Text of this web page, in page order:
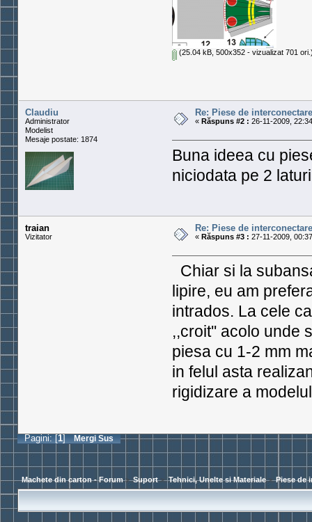
(25.04 kB, 500x352 - vizualizat 701
Claudiu
Administrator
Modelist
Mesaje postate: 1874
Re: Piese de interconectare
« Răspuns #2 : 26-11-2009,
Buna ideea cu
niciodata pe 2
traian
Vizitator
Re: Piese de interconectare
« Răspuns #3 : 27-11-2009,
Chiar si la
lipire, eu am
intrados. La cele
,,croit'' acolo unde
piesa cu 1-2 mm
in felul asta
rigidizare a
Pagini: [1]Mergi Sus
Machete din carton - Forum> Suport> Tehnici, Unelte si Materiale> Piese de